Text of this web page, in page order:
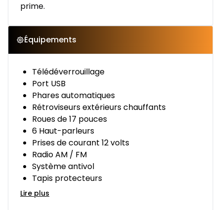
prime.
Équipements
Télédéverrouillage
Port USB
Phares automatiques
Rétroviseurs extérieurs chauffants
Roues de 17 pouces
6 Haut-parleurs
Prises de courant 12 volts
Radio AM / FM
Système antivol
Tapis protecteurs
Lire plus